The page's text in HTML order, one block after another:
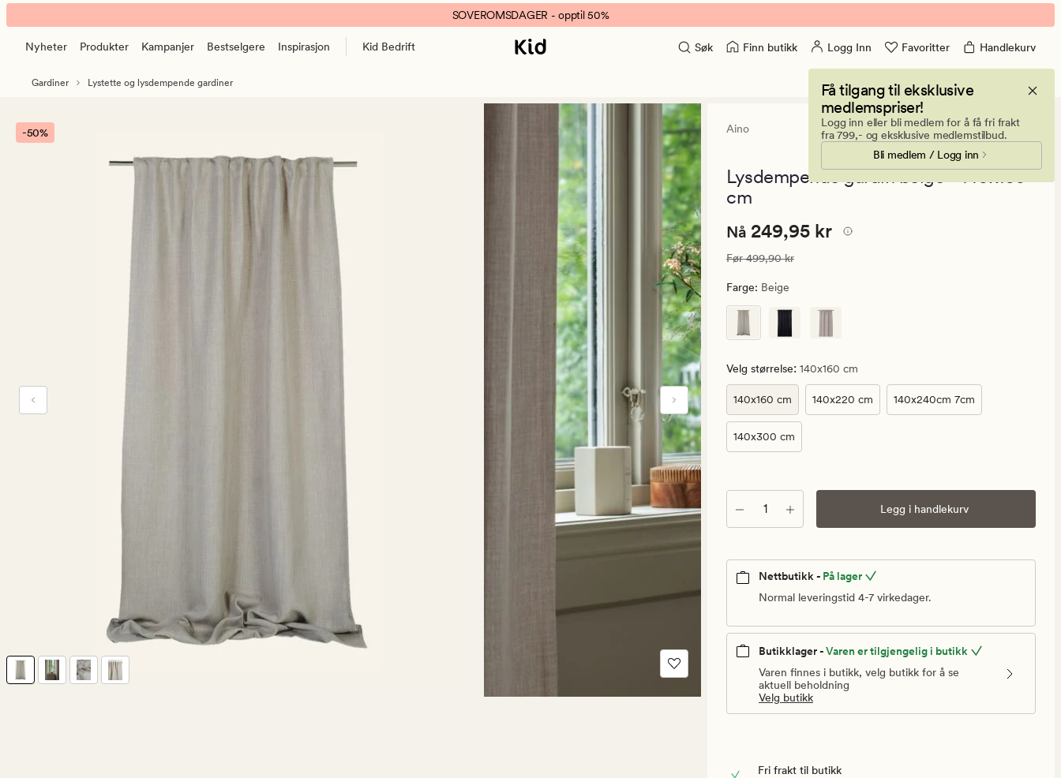
Aino
lysdempende
gardin
banner.
Klikk
pause.
SOVEROMSDAGER - opptil 50%
Nyheter Produkter Kampanjer Bestselgere Inspirasjon Kid Bedrift Søk Finn butikk Logg Inn Favoritter Handlekurv
Få tilgang til eksklusive
medlemspriser!
Logg inn eller bli medlem for å få fri frakt
fra 799,- og eksklusive medlemstilbud.
Bli medlem / Logg inn
Gardiner Lystette og lysdempende gardiner
-50% Aino
182
anmeldelser
en
4 (182)
Lysdempende gardin beige - 140x160
cm
Nåværende
249,95
kr.
pris
499,90
Nåværende pris
Nå 249,95 kr
Vanlig pris 499,90 kr
Før499,90 kr
Farge: Beige
Velg størrelse: 140x160 cm
140x160 cm 140x220 cm 140x240cm 7cm
140x300 cm
Antall Legg i handlekurv
Nettbutikk - På lager
Normal leveringstid 4-7 virkedager.
Butikklager -Varen er tilgjengelig i butikk
Varen finnes i butikk, velg butikk for å se
aktuell beholdning
Velg butikk
Fri frakt til butikk